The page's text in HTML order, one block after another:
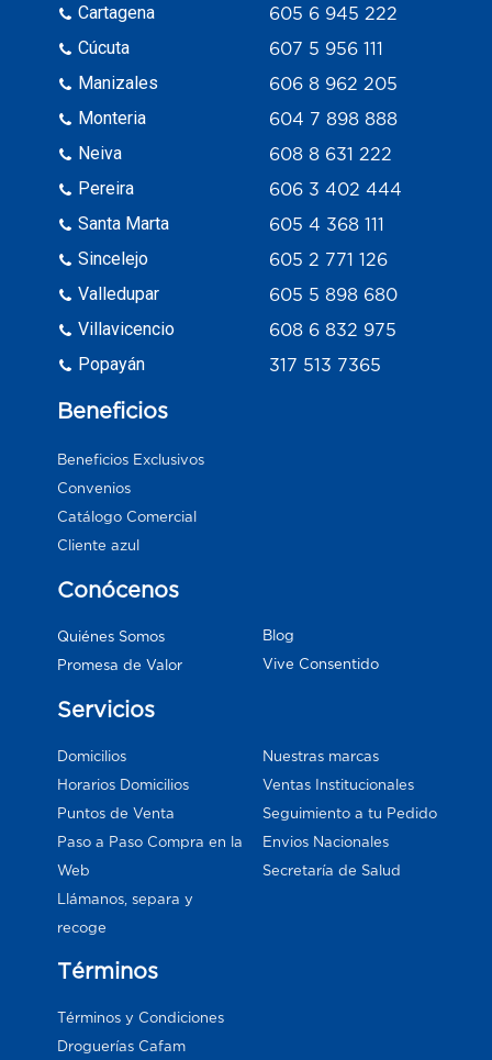
Cartagena
Cúcuta
Manizales
Monteria
Neiva
Pereira
Santa Marta
Sincelejo
Valledupar
Villavicencio
Popayán
605 6 945 222
607 5 956 111
606 8 962 205
604 7 898 888
608 8 631 222
606 3 402 444
605 4 368 111
605 2 771 126
605 5 898 680
608 6 832 975
317 513 7365
Beneficios
Beneficios Exclusivos
Convenios
Catálogo Comercial
Cliente azul
Conócenos
Quiénes Somos
Promesa de Valor
Blog
Vive Consentido
Servicios
Domicilios
Horarios Domicilios
Puntos de Venta
Paso a Paso Compra en la
Web
Llámanos, separa y
recoge
Nuestras marcas
Ventas Institucionales
Seguimiento a tu Pedido
Envios Nacionales
Secretaría de Salud
Términos
Términos y Condiciones
Droguerías Cafam